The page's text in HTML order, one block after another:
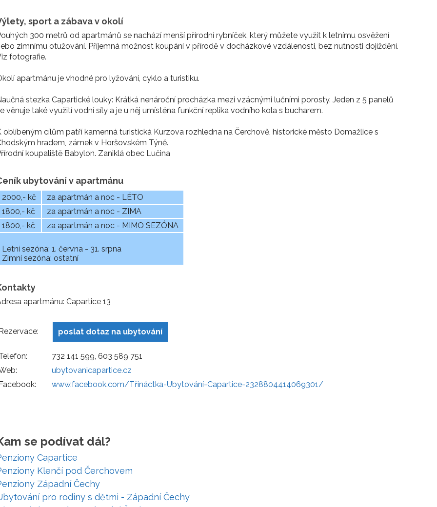
sport a zábava v okolí
300 metrů od apartmánů se nachází menší přírodní rybníček, který můžete využít k letnímu osvěžení
zimnímu otužování. Příjemná možnost koupání v přírodě v docházkové vzdálenosti, bez nutnosti dojíždění.
fotografie.
apartmánu je vhodné pro lyžování, cyklo a turistiku.
stezka Capartické louky: Krátká nenároční procházka mezi vzácnými lučními porosty. Jeden z 5 panelů
věnuje také využití vodní síly a je u něj umístěna funkční replika vodního kola s bucharem.
oblíbeným cílům patří kamenná turistická Kurzova rozhledna na Čerchově, historické město Domažlice s
hradem, zámek v Horšovském Týně.
koupaliště Babylon. Zaniklá obec Lučina
ubytování v apartmánu
2000,- kč
za apartmán a noc - LÉTO
1800,- kč
za apartmán a noc - ZIMA
1800,- kč
za apartmán a noc - MIMO SEZÓNA
Letní sezóna: 1. června - 31. srpna
Zimní sezóna: ostatní
apartmánu: Capartice 13
poslat dotaz na ubytování
732 141 599, 603 589 751
ubytovanicapartice.cz
www.facebook.com/Třináctka-Ubytování-Capartice-2328804414069301/
se podívat dál?
Capartice
Klenčí pod Čerchovem
Západní Čechy
pro rodiny s dětmi - Západní Čechy